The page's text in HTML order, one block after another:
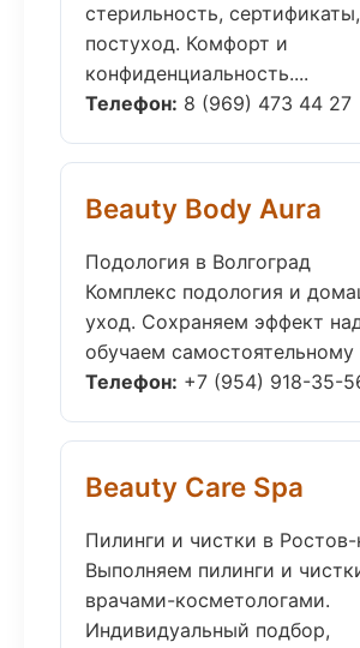
стерильность, сертификаты,
постуход. Комфорт и
конфиденциальность....
Телефон: 8 (969) 473 44 27
Beauty Body Aura
Подология в Волгоград
Комплекс подология и
уход. Сохраняем эффект
обучаем самостоятельному
Телефон: +7 (954) 918-35-
Beauty Care Spa
Пилинги и чистки в
Выполняем пилинги и
врачами-косметологами.
Индивидуальный подбор,